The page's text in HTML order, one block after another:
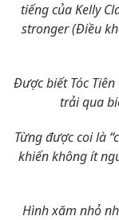
tiếng của Kelly
stronger (Điều
Được biết Tóc
trải qua
Từng được coi là
khiến không ít
Hình xăm nhỏ